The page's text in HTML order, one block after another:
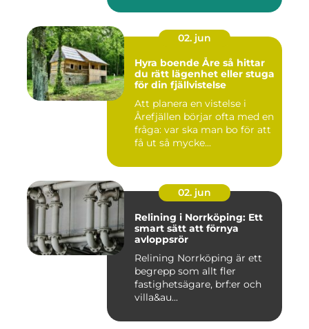
02. jun
Hyra boende Åre så hittar
du rätt lägenhet eller stuga
för din fjällvistelse
Att planera en vistelse i
Årefjällen börjar ofta med en
fråga: var ska man bo för att
få ut så mycke...
02. jun
Relining i Norrköping: Ett
smart sätt att förnya
avloppsrör
Relining Norrköping är ett
begrepp som allt fler
fastighetsägare, brf:er och
villa&au...